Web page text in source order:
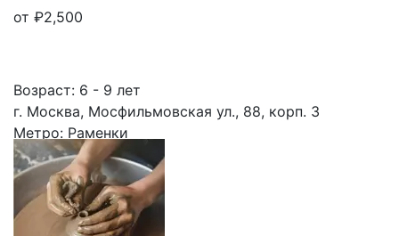
от ₽2,500
Возраст: 6 - 9 лет
г. Москва, Мосфильмовская ул., 88, корп. 3
Метро: Раменки